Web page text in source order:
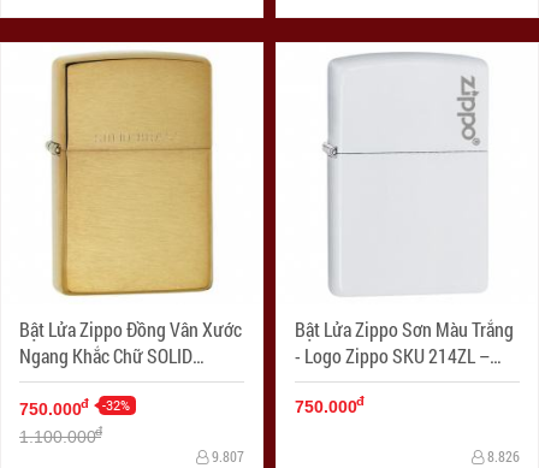
Bật Lửa Zippo Đồng Vân Xước
Ngang Khắc Chữ SOLID
BRASS - SKU 204 – Zippo
Brushed Brass Engraved
750.000đ -32%
1.100.000đ
9.807
Bật Lửa Zippo Sơn Màu Trắng
- Logo Zippo SKU 214ZL –
Zippo White Matte With Logo
750.000đ
8.826